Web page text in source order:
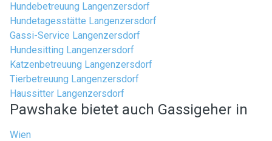
Hundebetreuung Langenzersdorf
Hundetagesstätte Langenzersdorf
Gassi-Service Langenzersdorf
Hundesitting Langenzersdorf
Katzenbetreuung Langenzersdorf
Tierbetreuung Langenzersdorf
Haussitter Langenzersdorf
Pawshake bietet auch Gassigeher in
Wien